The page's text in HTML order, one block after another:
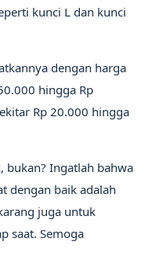
kunci L dan kunci
dengan harga
hingga Rp
Rp 20.000 hingga
bukan? Ingatlah bahwa
dengan baik adalah
juga untuk
saat. Semoga